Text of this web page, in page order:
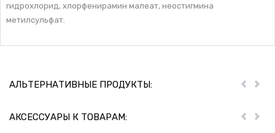
гидрохлорид, хлорфенирамин малеат, неостигмина
метилсульфат.
АЛЬТЕРНАТИВНЫЕ ПРОДУКТЫ: Пред
АКСЕССУАРЫ К ТОВАРАМ: Пред